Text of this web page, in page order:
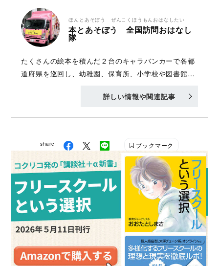
ほんとあそぼう ぜんこくほうもんおはなしたい
本とあそぼう 全国訪問おはなし
隊
たくさんの絵本を積んだ２台のキャラバンカーで各都
道府県を巡回し、幼稚園、保育所、小学校や図書館、
おはなし隊」。1999年７月に、講談社90周年記念事
万人を超える参加者のみなさん、ありがとうございま
す。次はあなたの町でお会いできるかもしれません
ね！ https://ohanashitai.kodansha.co.jp/ X（旧
Twitter）：@ohanashitai55 Instagram：
@kodanshaohanashitai
詳しい情報や関連記事
share ブックマーク